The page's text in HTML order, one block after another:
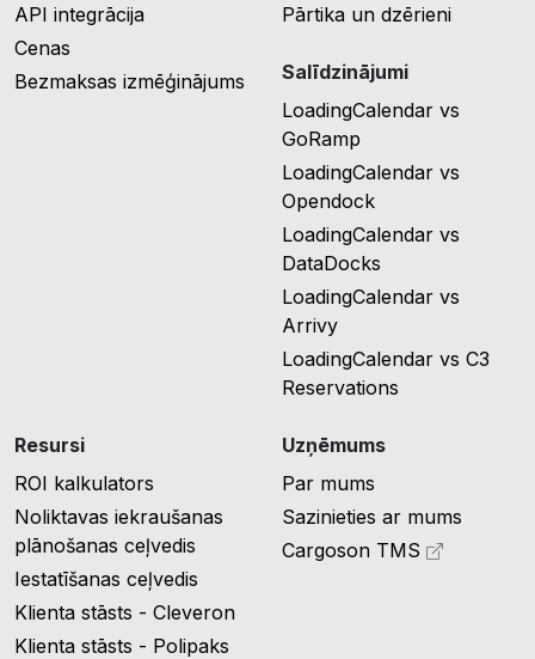
API integrācija
Cenas
Bezmaksas izmēģinājums
Pārtika un dzērieni
Salīdzinājumi
LoadingCalendar vs
GoRamp
LoadingCalendar vs
Opendock
LoadingCalendar vs
DataDocks
LoadingCalendar vs
Arrivy
LoadingCalendar vs C3
Reservations
Resursi
ROI kalkulators
Noliktavas iekraušanas
plānošanas ceļvedis
Iestatīšanas ceļvedis
Klienta stāsts - Cleveron
Klienta stāsts - Polipaks
Uzņēmums
Par mums
Sazinieties ar mums
Cargoson TMS